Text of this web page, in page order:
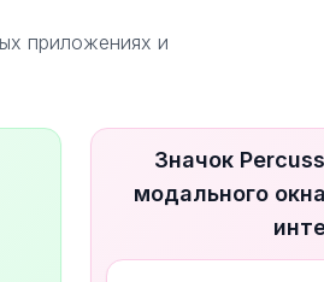
приложениях и
Значок
модального